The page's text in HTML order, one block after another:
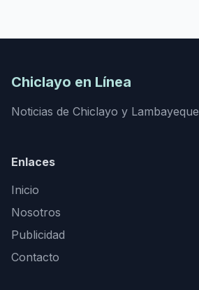
Chiclayo en Línea
Noticias de Chiclayo y Lambayeque
Enlaces
Inicio
Nosotros
Publicidad
Contacto